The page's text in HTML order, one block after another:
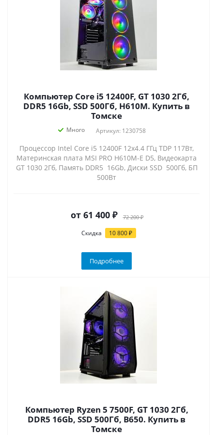
Компьютер Core i5 12400F, GT 1030 2Гб,
DDR5 16Gb, SSD 500Гб, H610M. Купить в
Томске
Много Артикул: 1230758
Процессор Intel Core i5 12400F 12x4.4 ГГц TDP 117Вт,
Материнская плата MSI PRO H610M-E D5, Видеокарта
GT 1030 2Гб, Память DDR5 16Gb, Диски SSD 500Гб, БП
500Вт
от 61 400 ₽ 72 200 ₽
Скидка 10 800 ₽
Подробнее
Компьютер Ryzen 5 7500F, GT 1030 2Гб,
DDR5 16Gb, SSD 500Гб, B650. Купить в
Томске